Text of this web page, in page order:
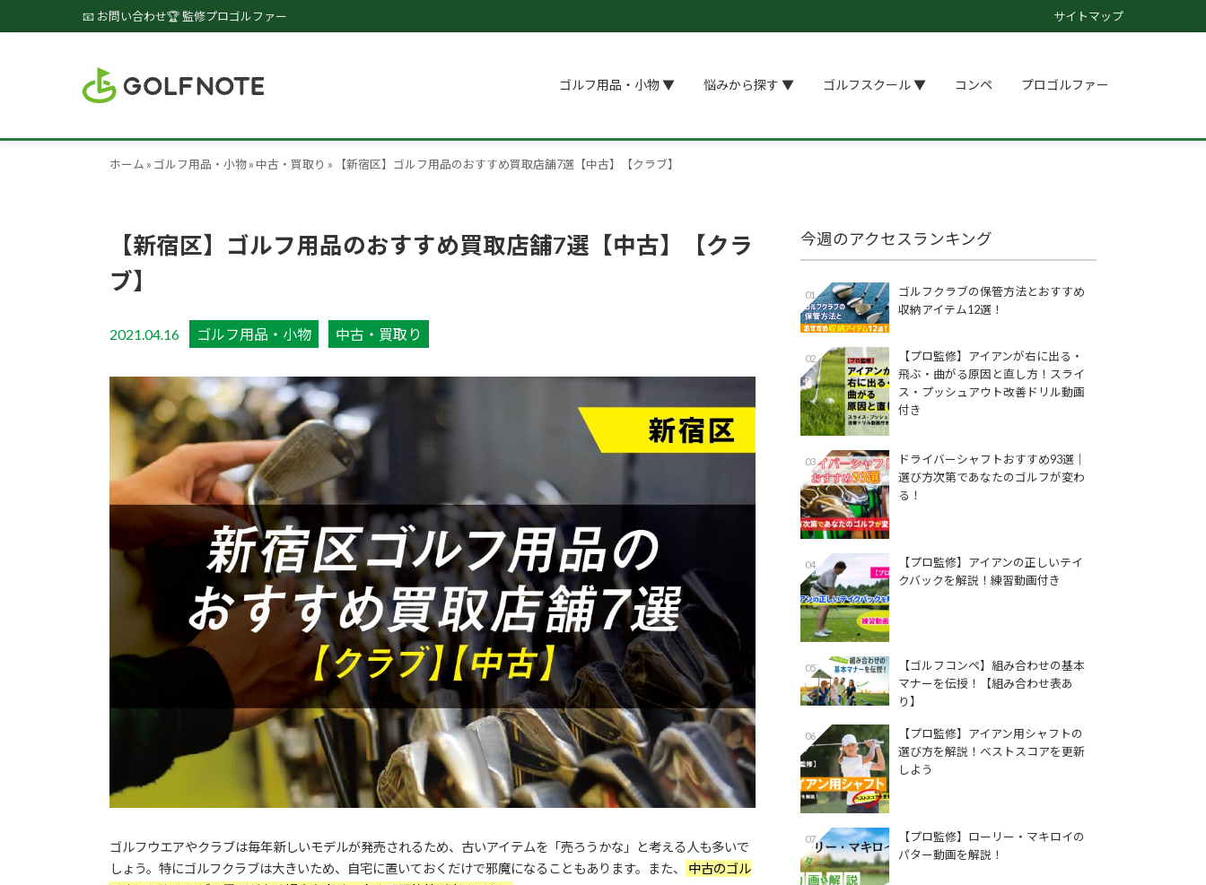
📧 お問い合わせ🏆 監修プロゴルファー サイトマップ
ゴルフ用品・小物 ▼ 悩みから探す ▼ ゴルフスクール ▼ コンペ プロゴルファー
ホーム » ゴルフ用品・小物» 中古・買取り » 【新宿区】ゴルフ用品のおすすめ買取店舗7選【中古】【クラブ】
【新宿区】ゴルフ用品のおすすめ買取店舗7選【中古】【クラ
ブ】
2021.04.16 ゴルフ用品・小物 中古・買取り
ゴルフウエアやクラブは毎年新しいモデルが発売されるため、古いアイテムを「売ろうかな」と考える人も多いで
しょう。特にゴルフクラブは大きいため、自宅に置いておくだけで邪魔になることもあります。また、
中古のゴル
今週のアクセスランキング
01
ゴルフクラブの保管方法とおすすめ
収納アイテム12選！
02
【プロ監修】アイアンが右に出る・
飛ぶ・曲がる原因と直し方！スライ
ス・プッシュアウト改善ドリル動画
付き
03
ドライバーシャフトおすすめ93選│
選び方次第であなたのゴルフが変わ
る！
04
【プロ監修】アイアンの正しいテイ
クバックを解説！練習動画付き
05
【ゴルフコンペ】組み合わせの基本
マナーを伝授！【組み合わせ表あ
り】
06
【プロ監修】アイアン用シャフトの
選び方を解説！ベストスコアを更新
しよう
07
【プロ監修】ローリー・マキロイの
パター動画を解説！